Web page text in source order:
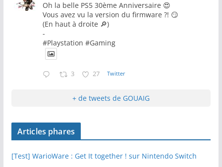
Oh la belle PS5 30ème Anniversaire 😍
Vous avez vu la version du firmware ?! 😏
(En haut à droite 🔎)
-
#Playstation #Gaming
3 27 Twitter
+ de tweets de GOUAIG
Articles phares
[Test] WarioWare : Get It together ! sur Nintendo Switch